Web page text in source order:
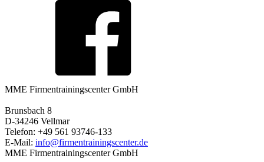
MME Firmentrainingscenter GmbH
Brunsbach 8
D-34246 Vellmar
Telefon: +49 561 93746-133
E-Mail: info@firmentrainingscenter.de
MME Firmentrainingscenter GmbH